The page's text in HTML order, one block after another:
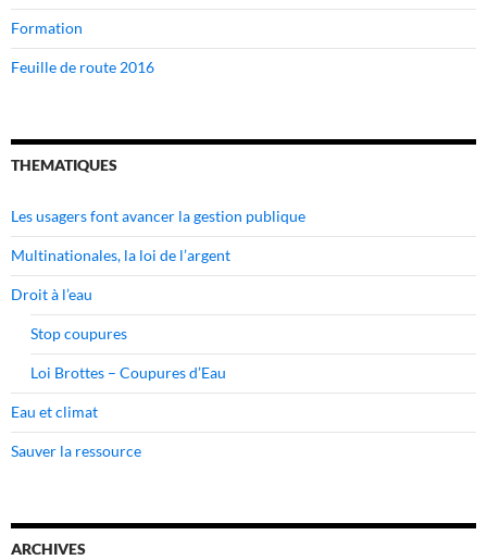
Formation
Feuille de route 2016
THEMATIQUES
Les usagers font avancer la gestion publique
Multinationales, la loi de l’argent
Droit à l’eau
Stop coupures
Loi Brottes – Coupures d’Eau
Eau et climat
Sauver la ressource
ARCHIVES